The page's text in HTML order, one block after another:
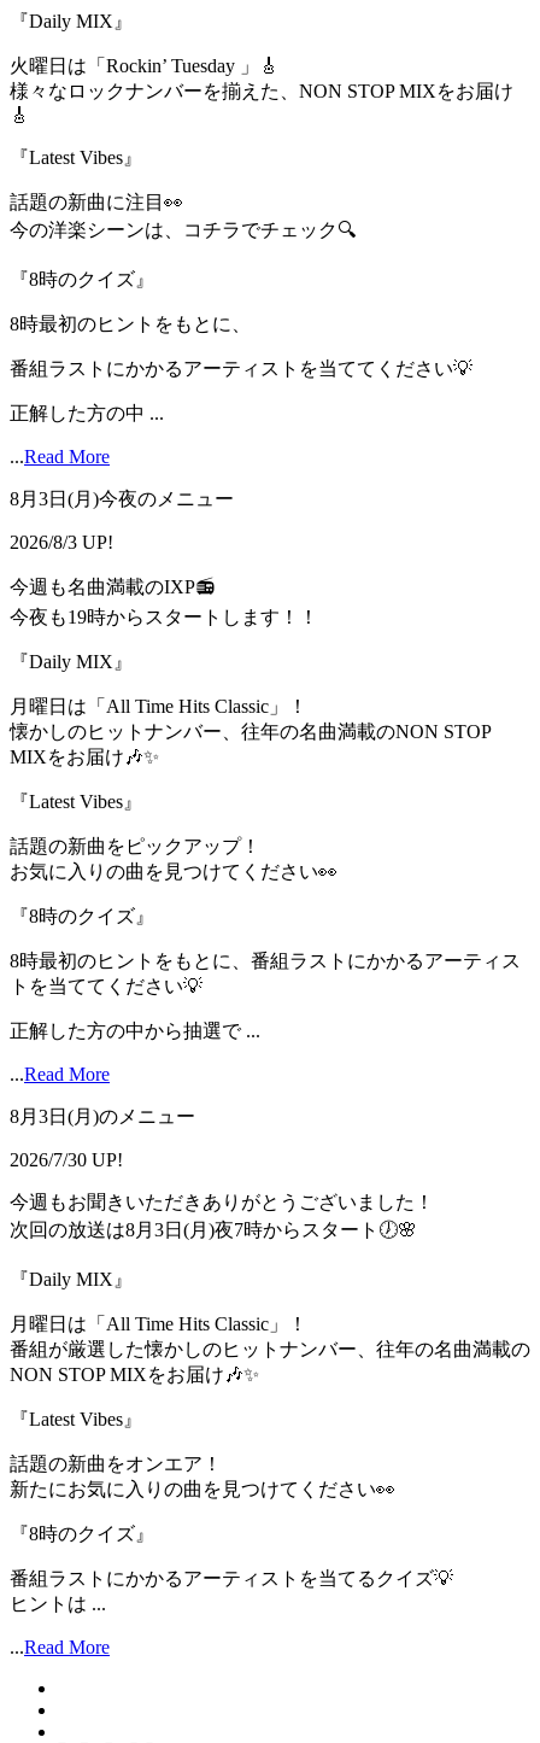
『Daily MIX』
火曜日は「Rockin’ Tuesday 」🎸
様々なロックナンバーを揃えた、NON STOP MIXをお届け
🎸
『Latest Vibes』
話題の新曲に注目👀
今の洋楽シーンは、コチラでチェック🔍
『8時のクイズ』
8時最初のヒントをもとに、
番組ラストにかかるアーティストを当ててください💡
正解した方の中 ...
...Read More
8月3日(月)今夜のメニュー
2026/8/3 UP!
今週も名曲満載のIXP📻
今夜も19時からスタートします！！
『Daily MIX』
月曜日は「All Time Hits Classic」！
懐かしのヒットナンバー、往年の名曲満載のNON STOP
MIXをお届け🎶✨
『Latest Vibes』
話題の新曲をピックアップ！
お気に入りの曲を見つけてください👀
『8時のクイズ』
8時最初のヒントをもとに、番組ラストにかかるアーティス
トを当ててください💡
正解した方の中から抽選で ...
...Read More
8月3日(月)のメニュー
2026/7/30 UP!
今週もお聞きいただきありがとうございました！
次回の放送は8月3日(月)夜7時からスタート🕖🌸
『Daily MIX』
月曜日は「All Time Hits Classic」！
番組が厳選した懐かしのヒットナンバー、往年の名曲満載の
NON STOP MIXをお届け🎶✨
『Latest Vibes』
話題の新曲をオンエア！
新たにお気に入りの曲を見つけてください👀
『8時のクイズ』
番組ラストにかかるアーティストを当てるクイズ💡
ヒントは ...
...Read More